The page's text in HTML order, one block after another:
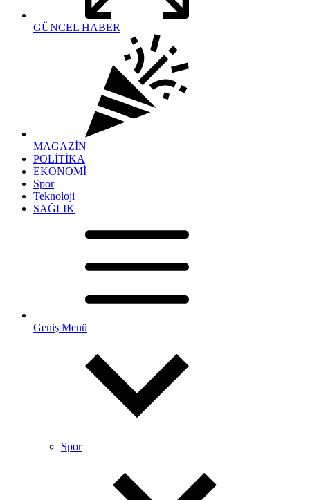
GÜNCEL HABER
MAGAZİN
POLİTİKA
EKONOMİ
Spor
Teknoloji
SAĞLIK
Geniş Menü
Spor